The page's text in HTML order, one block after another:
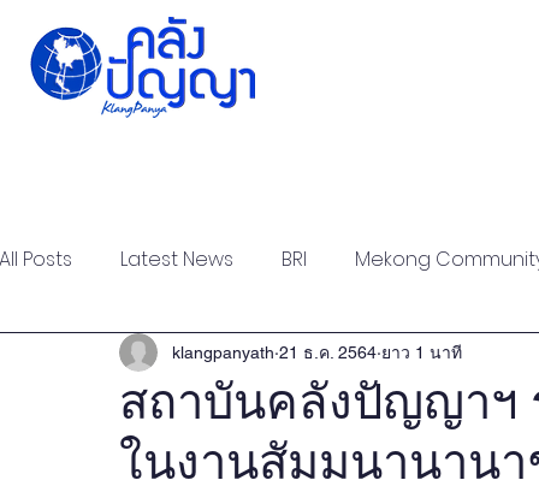
All Posts Latest News BRI Mekong
Strategic Forum Think Tank Forum
Research Articles Policy Briefs
สถาบันคลังปัญญาฯ
ในงานสัมมนานาน
klangpanyath 21 ธ.ค. 2564 ยาว 1 นาที